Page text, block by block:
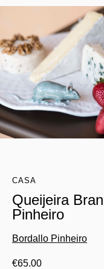
CASA
Queijeira
Pinheiro
Bordallo Pinheiro
€65.00